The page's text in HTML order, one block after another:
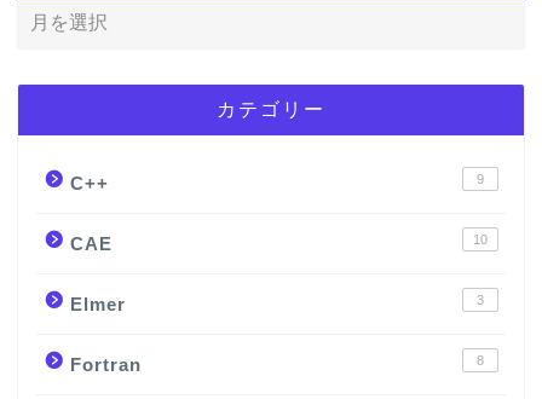
カテゴリー
C++ 9
CAE 10
Elmer 3
Fortran 8